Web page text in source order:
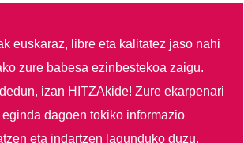
euskaraz, libre eta kalitatez jaso nahi
zure babesa ezinbestekoa zaigu.
izan HITZAkide!Zure ekarpenari
dagoen tokiko informazio
eta indartzen lagunduko duzu.